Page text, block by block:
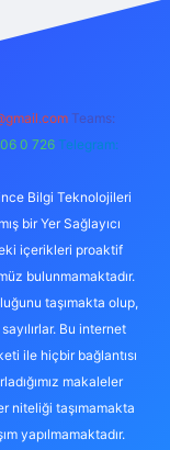
Teams:
0 726 Telegram:
Bilgi Teknolojileri
bir Yer Sağlayıcı
içerikleri proaktif
bulunmamaktadır.
taşımakta olup,
Bu internet
ile hiçbir bağlantısı
makaleler
niteliği taşımamakta
yapılmamaktadır.